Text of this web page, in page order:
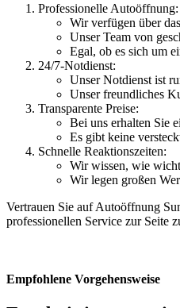
Professionelle Autoöffnung:
Wir verfügen über
Unser Team von
Egal, ob es sich um
24/7-Notdienst:
Unser Notdienst ist
Unser freundliches
Transparente Preise:
Bei uns erhalten Sie
Es gibt keine
Schnelle Reaktionszeiten:
Wir wissen, wie
Wir legen großen
Vertrauen Sie auf Autoöffnung
professionellen Service zur Seite
Empfohlene Vorgehensweise